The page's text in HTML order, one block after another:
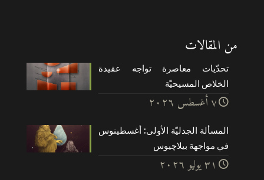
من المقالات
تحدّيات معاصرة تواجه عقيدة
الخلاص المسيحيّة
۷ أغسطس ۲۰۲٦
المسألة الجدليّة الأولى: أغسطينوس
في مواجهة بيلاچيوس
۳۱ يوليو ۲۰۲٦